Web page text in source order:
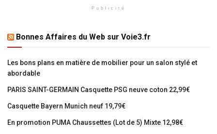
Publicité
Bonnes Affaires du Web sur Voie3.fr
Les bons plans en matière de mobilier pour un salon stylé et
abordable
PARIS SAINT-GERMAIN Casquette PSG neuve coton 22,99€
Casquette Bayern Munich neuf 19,79€
En promotion PUMA Chaussettes (Lot de 5) Mixte 12,98€